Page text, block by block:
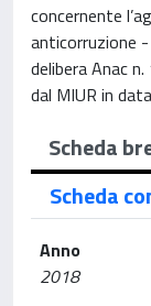
concernente
anticorruzione
delibera Anac
dal MIUR in
Scheda
Scheda
Anno
2018